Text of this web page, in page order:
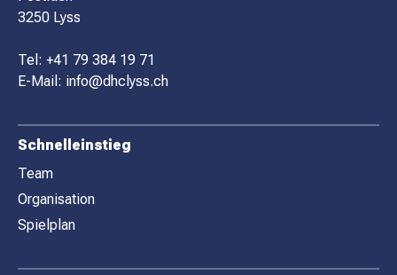
T
E
R
3250 Lyss
Tel: +41 79 384 19 71
E-Mail: info@dhclyss.ch
Schnelleinstieg
Team
Organisation
Spielplan